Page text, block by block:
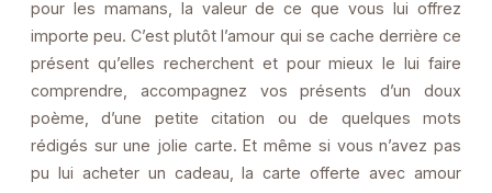
pour les mamans, la valeur de ce que vous lui offrez
importe peu. C’est plutôt l’amour qui se cache derrière ce
présent qu’elles recherchent et pour mieux le lui faire
comprendre, accompagnez vos présents d’un doux
poème, d’une petite citation ou de quelques mots
rédigés sur une jolie carte. Et même si vous n’avez pas
pu lui acheter un cadeau, la carte offerte avec amour